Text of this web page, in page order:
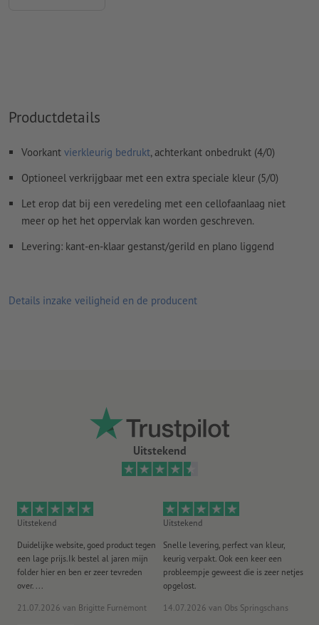
Spel- en zetfouten
Productdetails
Voorkant vierkleurig bedrukt, achterkant onbedrukt (4/0)
Optioneel verkrijgbaar met een extra speciale kleur (5/0)
Let erop dat bij een veredeling met een cellofaanlaag niet
meer op het het oppervlak kan worden geschreven.
Levering: kant-en-klaar gestanst/gerild en plano liggend
Details inzake veiligheid en de producent
Uitstekend
Uitstekend
Duidelijke website, goed product tegen
een lage prijs.Ik bestel al jaren mijn
folder hier en ben er zeer tevreden
over. ...
21.07.2026 van Brigitte Furnèmont
Uitstekend
Snelle levering, perfect van kleur,
keurig verpakt. Ook een keer een
probleempje geweest die is zeer netjes
opgelost.
14.07.2026 van Obs Springschans